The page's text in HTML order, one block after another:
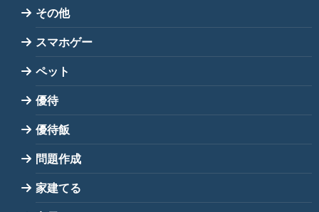
その他
スマホゲー
ペット
優待
優待飯
問題作成
家建てる